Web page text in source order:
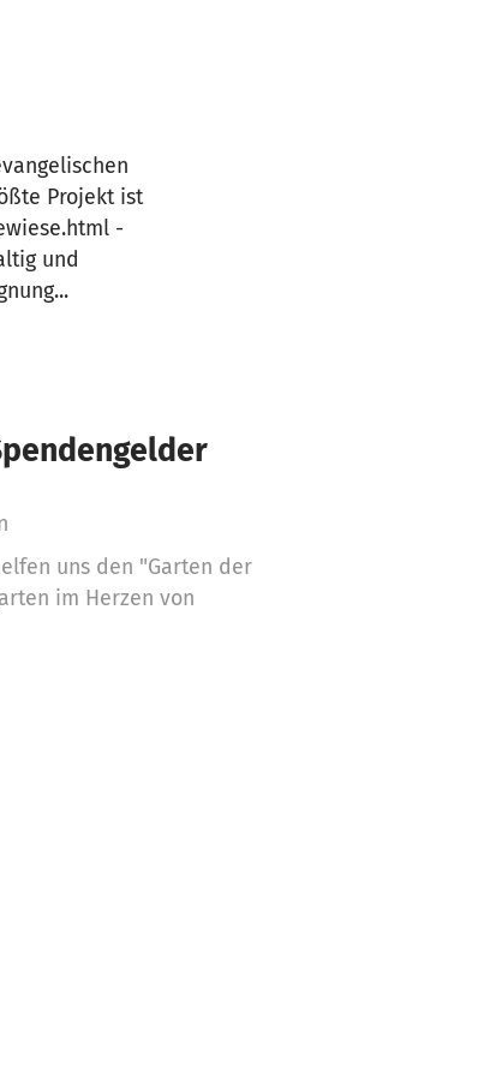
Projekt ist
-
und
uns den "Garten der
im Herzen von